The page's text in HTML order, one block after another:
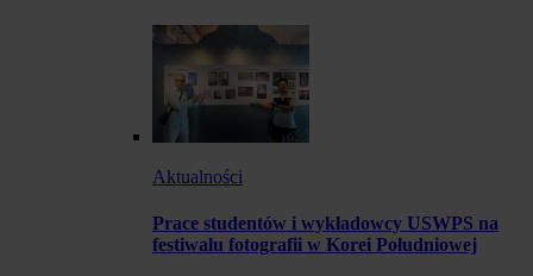
Aktualności
Prace studentów i wykładowcy USWPS na
festiwalu fotografii w Korei Południowej